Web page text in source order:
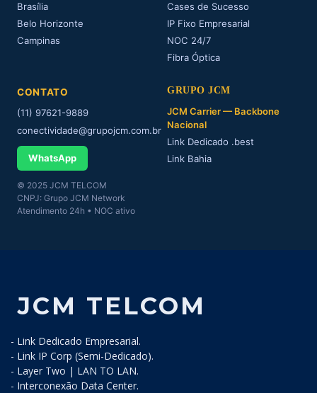
Brasília
Belo Horizonte
Campinas
Cases de Sucesso
IP Fixo Empresarial
NOC 24/7
Fibra Óptica
CONTATO
(11) 97621-9889
conectividade@grupojcm.com.br
WhatsApp
© 2025 JCM TELCOM
CNPJ: Grupo JCM Network
Atendimento 24h • NOC ativo
GRUPO JCM
JCM Carrier — Backbone
Nacional
Link Dedicado .best
Link Bahia
JCM TELCOM
- Link Dedicado Empresarial.
- Link IP Corp (Semi-Dedicado).
- Layer Two | LAN TO LAN.
- Interconexão Data Center.